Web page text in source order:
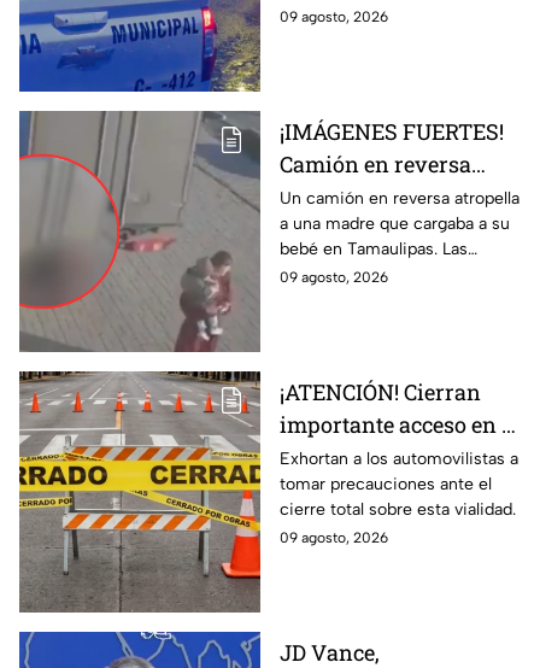
siniestro.
09 agosto, 2026
¡IMÁGENES FUERTES!
Camión en reversa
ATR0PELLA a madre
que cargaba a su BEBÉ
y les pasa por encima;
así ocurrió
Un camión en reversa atropella
a una madre que cargaba a su
bebé en Tamaulipas. Las
fuertes imágenes captadas por
09 agosto, 2026
¡ATENCIÓN! Cierran
importante acceso en el
Eje Metropolitano en
León; ¿cuál es el
motivo?
Exhortan a los automovilistas a
tomar precauciones ante el
cierre total sobre esta vialidad.
09 agosto, 2026
JD Vance,